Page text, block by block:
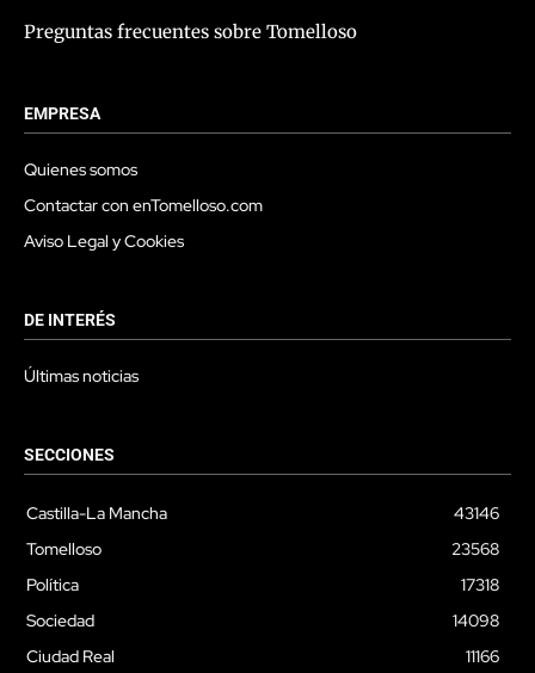
Preguntas frecuentes sobre Tomelloso
EMPRESA
Quienes somos
Contactar con enTomelloso.com
Aviso Legal y Cookies
DE INTERÉS
Últimas noticias
SECCIONES
Castilla-La Mancha
43146
Tomelloso
23568
Política
17318
Sociedad
14098
Ciudad Real
11166